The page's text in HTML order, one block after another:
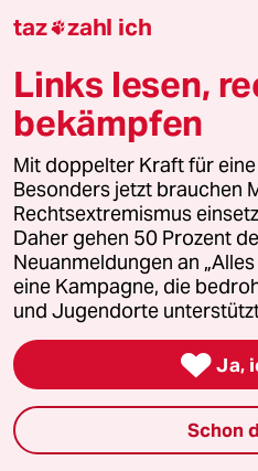
staatliche Bad
Transaktion steht
Kommission.
S.a.
http://
0/08/divide-et-
BE Boris Eigner
02.09.2010,11:53 Uhr
"(...) mit seinen
Rassismus
Diese
taz zahl ich
Links lesen,
bekämpfen
Mit doppelter Kraft für
Besonders jetzt brauchen
Rechtsextremismus
Daher gehen 50 Prozent
Neuanmeldungen an
eine Kampagne, die
und Jugendorte
 Ja,
Schon